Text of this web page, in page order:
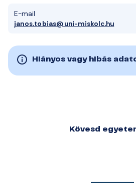
E-mail
janos.tobias@uni-miskolc.hu
Hiányos vagy hibás
Kövesd